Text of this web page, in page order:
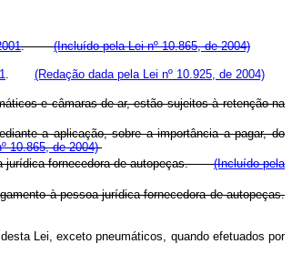
.(Incluído pela Lei nº 10.865, de 2004)
. (Redação dada pela Lei nº 10.925, de 2004)
e câmaras-de-ar, estão sujeitos à retenção na
a aplicação, sobre a importância a pagar, do
10.865, de 2004)
jurídica fornecedora de autopeças.(Incluído pela
à pessoa jurídica fornecedora de autopeças.
Lei, exceto pneumáticos, quando efetuados por